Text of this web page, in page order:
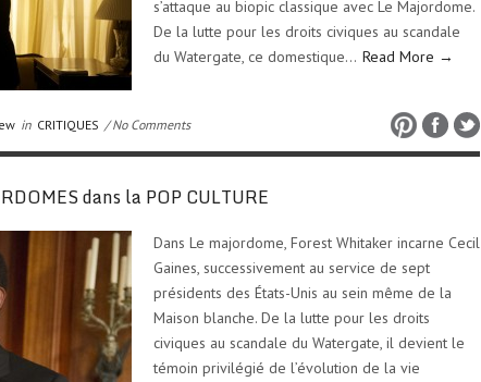
s’attaque au biopic classique avec Le Majordome.
De la lutte pour les droits civiques au scandale
du Watergate, ce domestique… Read More →
in CRITIQUES / No Comments
dans la POP CULTURE
Dans Le majordome, Forest Whitaker incarne Cecil
Gaines, successivement au service de sept
présidents des États-Unis au sein même de la
Maison blanche. De la lutte pour les droits
civiques au scandale du Watergate, il devient le
témoin privilégié de l’évolution de la vie